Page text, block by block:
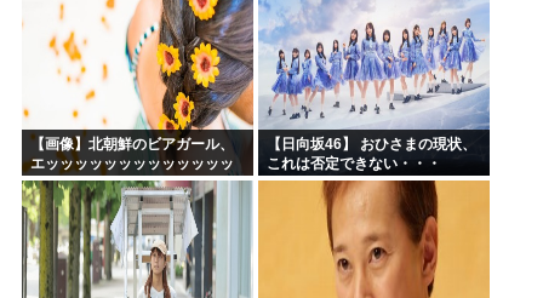
【衝撃】 韓国人「箱根駅伝、走りながら乾杯してた」
ケンモメンの生きがいはなに？安倍晋三以外で
夏場のロリコンおま●こが蒸れ蒸れしててエッチなぷりきゅあ...
高市早苗、今日長崎で平和祈念式典に参列して被爆体験者と面...
【画像】北朝鮮のビアガール、
エッッッッッッッッッッッッッ
ッッッッ！
【日向坂46】 おひさまの現状、
これは否定できない・・・